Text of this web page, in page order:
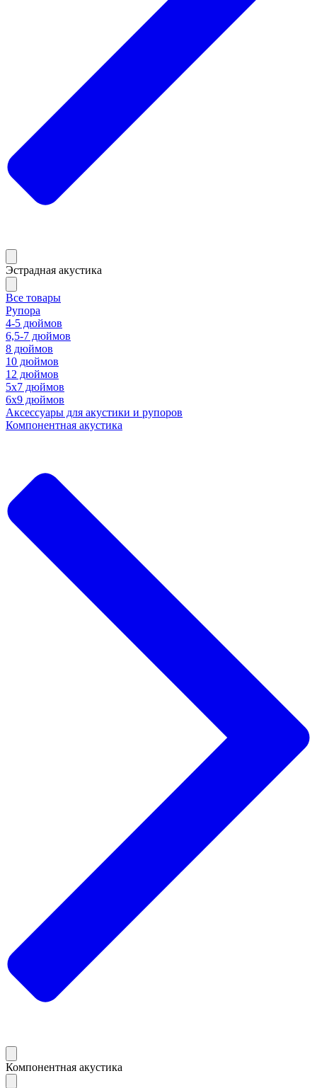
Эстрадная акустика
Все товары
Рупора
4-5 дюймов
6,5-7 дюймов
8 дюймов
10 дюймов
12 дюймов
5x7 дюймов
6х9 дюймов
Аксессуары для акустики и рупоров
Компонентная акустика
Компонентная акустика